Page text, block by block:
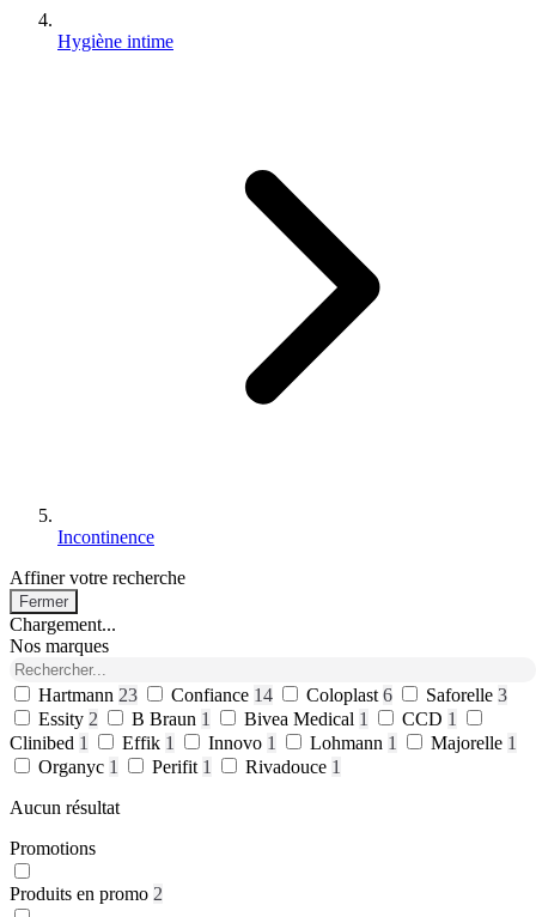
Hygiène intime
Incontinence
Affiner votre recherche
Fermer
Chargement...
Nos marques
Hartmann 23 Confiance 14 Coloplast 6 Saforelle 3
Essity 2 B Braun 1 Bivea Medical 1 CCD 1
Clinibed 1 Effik 1 Innovo 1 Lohmann 1 Majorelle 1
Organyc 1 Perifit 1 Rivadouce 1
Aucun résultat
Promotions
Produits en promo 2